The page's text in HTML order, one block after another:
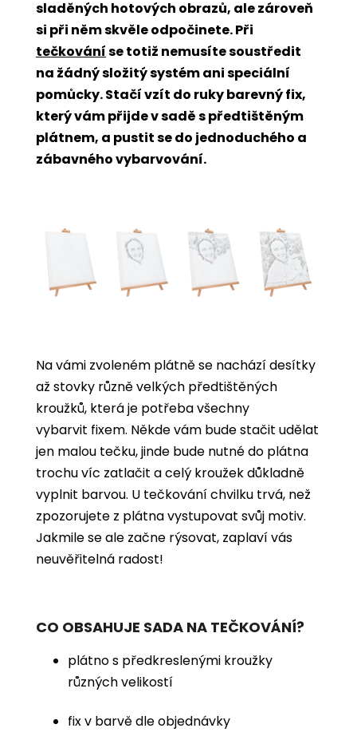
sladěných hotových obrazů, ale zároveň
si při něm skvěle odpočinete. Při
tečkováníse totiž nemusíte soustředit
na žádný složitý systém ani speciální
pomůcky. Stačí vzít do ruky barevný fix,
který vám přijde v sadě s předtištěným
plátnem, a pustit se do jednoduchého a
zábavného vybarvování.
Na vámi zvoleném plátně se nachází desítky
až stovky různě velkých předtištěných
kroužků, která je potřeba všechny
vybarvit fixem. Někde vám bude stačit udělat
jen malou tečku, jinde bude nutné do plátna
trochu víc zatlačit a celý kroužek důkladně
vyplnit barvou. U tečkování chvilku trvá, než
zpozorujete z plátna vystupovat svůj motiv.
Jakmile se ale začne rýsovat, zaplaví vás
neuvěřitelná radost!
CO OBSAHUJE SADA NA TEČKOVÁNÍ?
plátno s předkreslenými kroužky
různých velikostí
fix v barvě dle objednávky